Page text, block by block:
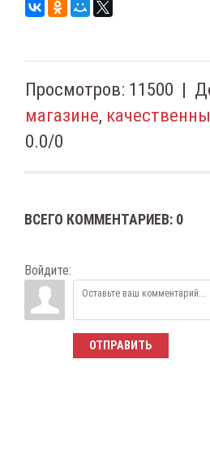
Просмотров: 11500 |
магазине,
0.0/0
ВСЕГО КОММЕНТАРИЕВ: 0
Войдите:
ОТПРАВИТЬ